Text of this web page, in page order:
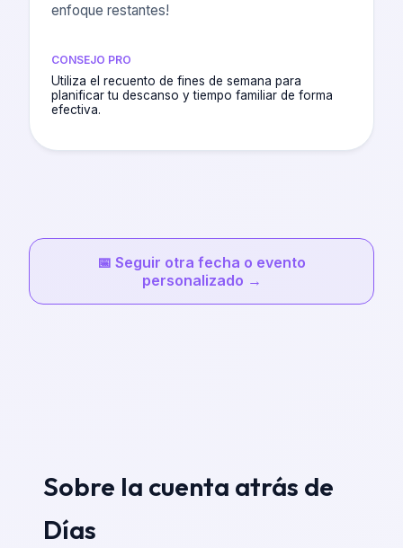
enfoque restantes!
CONSEJO PRO
Utiliza el recuento de fines de semana para
planificar tu descanso y tiempo familiar de forma
efectiva.
📅 Seguir otra fecha o evento
personalizado →
Sobre la cuenta atrás de
Días